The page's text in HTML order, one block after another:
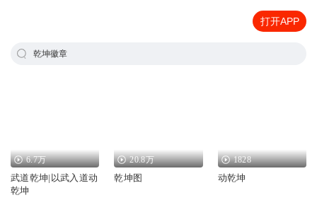
打开APP
乾坤徽章
6.7万
武道乾坤|以武入道动
乾坤
20.8万
乾坤图
1828
动乾坤